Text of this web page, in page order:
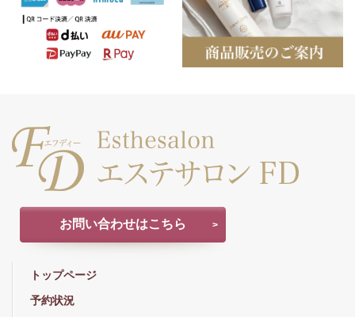
お問い合わせはこちら
トップページ
予約状況